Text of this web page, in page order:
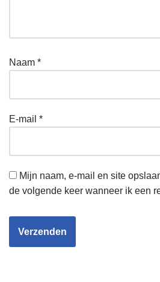
Naam *
E-mail *
Mijn naam, e-mail en site
de volgende keer wanneer ik een